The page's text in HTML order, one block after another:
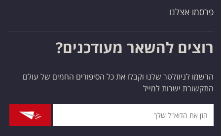
פרסמו אצלנו
רוצים להשאר מעודכנים?
הרשמו לניוזלטר שלנו וקבלו את כל הסיפורים החמים של עולם
התקשורת ישרות למייל